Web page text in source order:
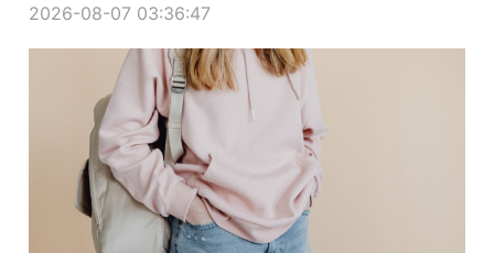
2026-08-07 03:36:47